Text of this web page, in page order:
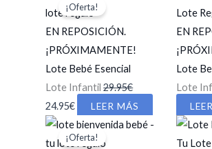
EN REPOSICIÓN.
¡PRÓXIMAMENTE!
¡Oferta!
Lote Bebé Esencial
Lote Infantil29.95€
El
precio
original
24.95€El
precio
actual
LEER MÁS
EN
Lote
Lote
¡Oferta!